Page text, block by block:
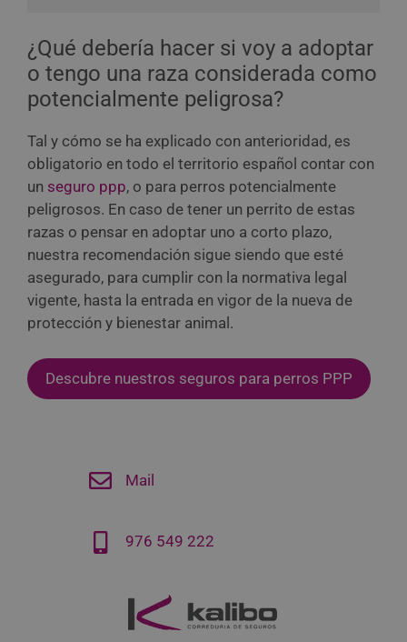
¿Qué debería hacer si voy a adoptar
o tengo una raza considerada como
potencialmente peligrosa?
Tal y cómo se ha explicado con anterioridad, es
obligatorio en todo el territorio español contar con
un seguro ppp, o para perros potencialmente
peligrosos. En caso de tener un perrito de estas
razas o pensar en adoptar uno a corto plazo,
nuestra recomendación sigue siendo que esté
asegurado, para cumplir con la normativa legal
vigente, hasta la entrada en vigor de la nueva de
protección y bienestar animal.
Descubre nuestros seguros para perros PPP
Mail
976 549 222